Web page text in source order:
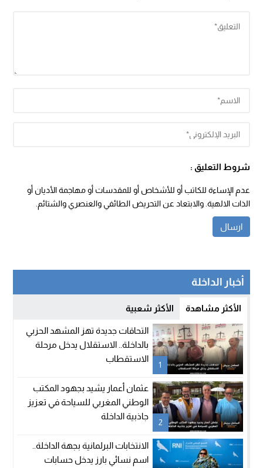
شروط التعليق :
عدم الإساءة للكاتب أو للأشخاص أو للمقدسات أو مهاجمة الأديان أو
الذات الالهية. والابتعاد عن التحريض الطائفي والعنصري والشتائم.
أخبار الداخلة
الأكثر مشاهدة الأكثر شعبية
1
التحاقات جديدة تهز المشهد الحزبي
بالداخلة.. الاستقلال يدخل مرحلة
الاستقطاب
2
عثمان أعمار يشيد بجهود المكتب
الوطني المغربي للسياحة في تعزيز
جاذبية الداخلة
الانتخابات البرلمانية بجهة الداخلة..
اسم نسائي بارز يدخل حسابات